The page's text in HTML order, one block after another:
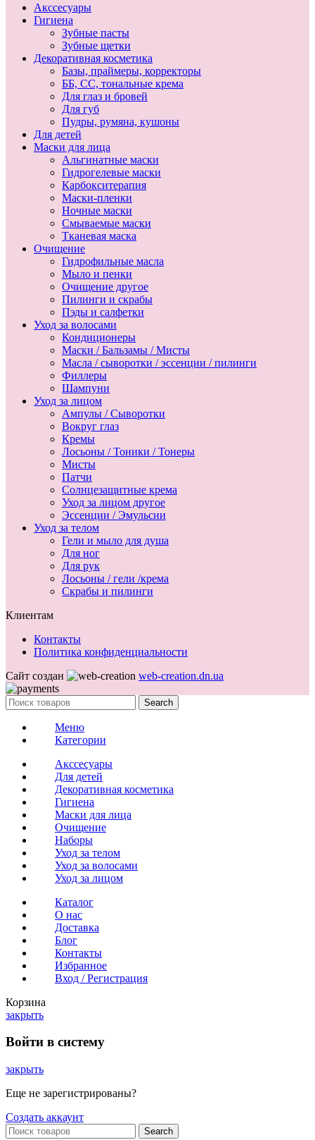
Акссесуары
Гигиена
Зубные пасты
Зубные щетки
Декоративная косметика
Базы, праймеры, корректоры
ББ, СС, тональные крема
Для глаз и бровей
Для губ
Пудры, румяна, кушоны
Для детей
Маски для лица
Альгинатные маски
Гидрогелевые маски
Карбокситерапия
Маски-пленки
Ночные маски
Смываемые маски
Тканевая маска
Очищение
Гидрофильные масла
Мыло и пенки
Очищение другое
Пилинги и скрабы
Пэды и салфетки
Уход за волосами
Кондиционеры
Маски / Бальзамы / Мисты
Масла / сыворотки / эссенции / пилинги
Филлеры
Шампуни
Уход за лицом
Ампулы / Сыворотки
Вокруг глаз
Кремы
Лосьоны / Тоники / Тонеры
Мисты
Патчи
Солнцезащитные крема
Уход за лицом другое
Эссенции / Эмульсии
Уход за телом
Гели и мыло для душа
Для ног
Для рук
Лосьоны / гели /крема
Скрабы и пилинги
Клиентам
Контакты
Политика конфиденциальности
Сайт создан
web-creation.dn.ua
Search
Меню
Категории
Акссесуары
Для детей
Декоративная косметика
Гигиена
Маски для лица
Очищение
Наборы
Уход за телом
Уход за волосами
Уход за лицом
Каталог
О нас
Доставка
Блог
Контакты
Избранное
Вход / Регистрация
Корзина
закрыть
Войти в систему
закрыть
Еще не зарегистрированы?
Создать аккаунт
Search